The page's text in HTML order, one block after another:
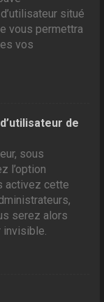
situé
vous permettra
vos
de
sous
l’option
activez cette
serez alors
invisible.